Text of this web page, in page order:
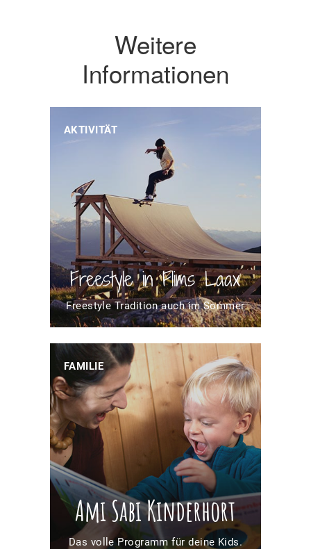
Weitere
Informationen
AKTIVITÄT
Freestyle in Flims Laax
Freestyle Tradition auch im Sommer
FAMILIE
Ami Sabi Kinderhort
Das volle Programm für deine Kids.